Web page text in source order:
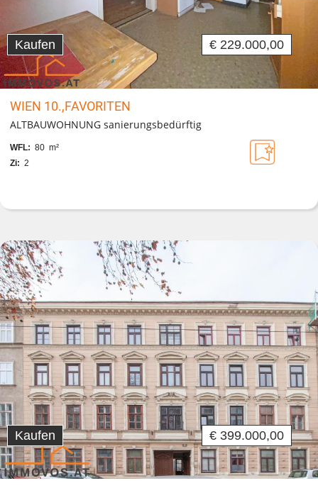
Kaufen € 229.000,00
WIEN 10.,FAVORITEN
ALTBAUWOHNUNG sanierungsbedürftig
WFL: 80 m²
Zi: 2
Kaufen € 399.000,00